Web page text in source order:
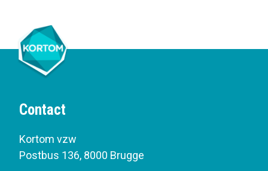
Contact
Kortom vzw
Postbus 136, 8000 Brugge